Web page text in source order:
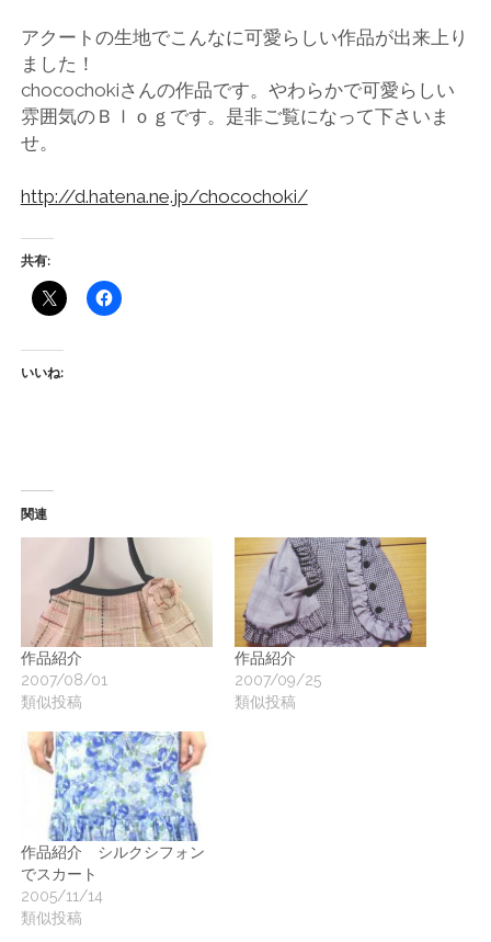
輸
入
婦
人
服
地
ア
ー
ト
アクートの生地でこんなに可愛らしい作品が出来上り
ました！
chocochokiさんの作品です。やわらかで可愛らしい
雰囲気のＢｌｏｇです。是非ご覧になって下さいま
せ。
http://d.hatena.ne.jp/chocochoki/
共有:
いいね:
関連
作品紹介
2007/08/01
類似投稿
作品紹介
2007/09/25
類似投稿
作品紹介 シルクシフォン
でスカート
2005/11/14
類似投稿